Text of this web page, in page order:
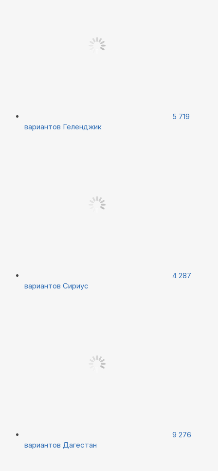
5 719
вариантов Геленджик
4 287
вариантов Сириус
9 276
вариантов Дагестан